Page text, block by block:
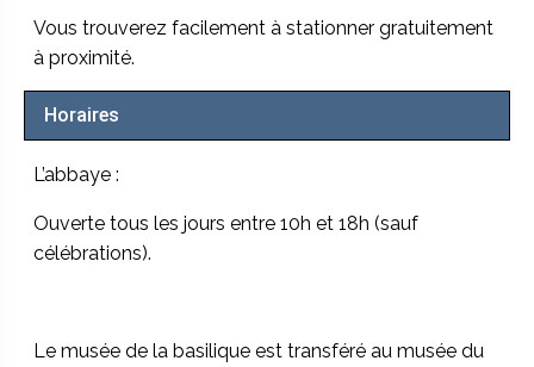
Vous trouverez facilement à stationner gratuitement
à proximité.
Horaires
L’abbaye :
Ouverte tous les jours entre 10h et 18h (sauf
célébrations).
Le musée de la basilique est transféré au musée du